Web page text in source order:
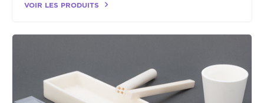
VOIR LES PRODUITS